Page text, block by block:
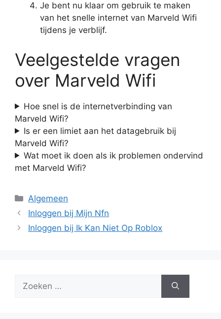
Je bent nu klaar om gebruik te maken
van het snelle internet van Marveld Wifi
tijdens je verblijf.
Veelgestelde vragen
over Marveld Wifi
Hoe snel is de internetverbinding van
Marveld Wifi?
Is er een limiet aan het datagebruik bij
Marveld Wifi?
Wat moet ik doen als ik problemen ondervind
met Marveld Wifi?
Categorieën
Algemeen
Inloggen bij Mijn Nfn
Inloggen bij Ik Kan Niet Op Roblox
naar: